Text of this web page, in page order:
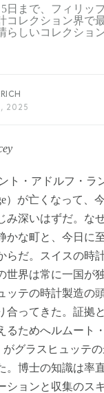
日まで、フィリッ
コレクション界で
らしいコレクショ
2025
ト・アドルフ・ラ
）が亡くなって、
み深いはずだ。な
かな町と、今日に
らだ。スイスの時
世界は常に一国が
ッテの時計製造の
合ってきた。証拠
るためへルムート
がグラスヒュッテ
。博士の知識は率
ションと収集のス